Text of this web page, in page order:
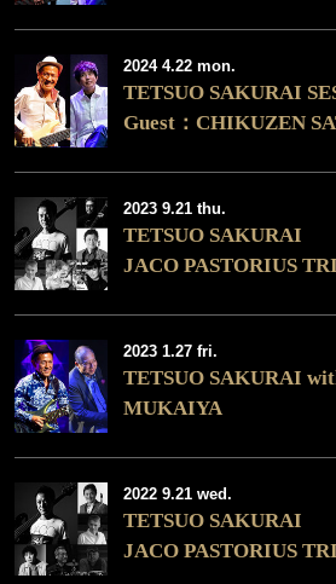
2024 4.22 mon.
TETSUO SAKURAI
Guest：CHIKUZEN
2023 9.21 thu.
TETSUO SAKURAI
JACO PASTORIUS
2023 1.27 fri.
TETSUO SAKURAI
MUKAIYA
2022 9.21 wed.
TETSUO SAKURAI
JACO PASTORIUS